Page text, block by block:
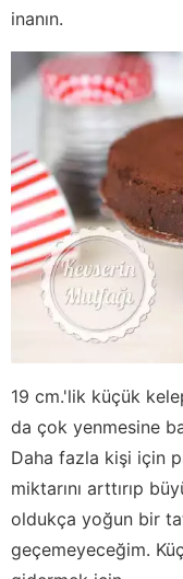
inanın.
19 cm.'lik küçük
da çok yenmesine
Daha fazla kişi için
miktarını arttırıp
oldukça yoğun bir
geçemeyeceğim.